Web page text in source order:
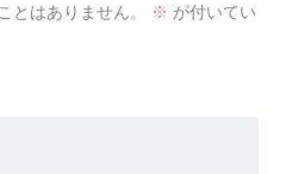
とはありません。 ※ が付いてい